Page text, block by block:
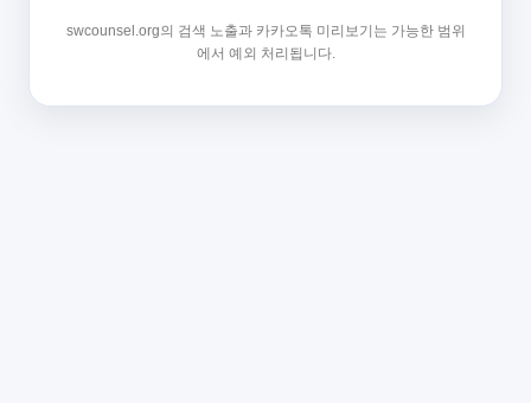
swcounsel.org의 검색 노출과 카카오톡 미리보기는 가능한 범위
에서 예외 처리됩니다.